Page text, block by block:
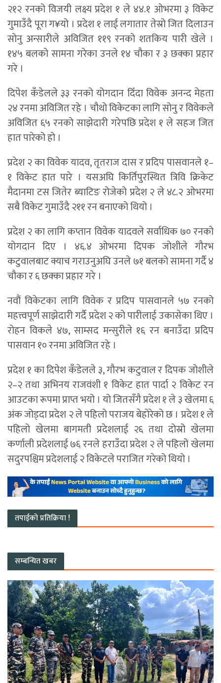
२१२ रनको विजयी लक्ष्य प्रदेश १ ले ४४.१ ओभरमा ३ विकेट
गुमाउँदै पूरा ग¥यो । प्रदेश १ लाई लगातार तेस्रो जित दिलाउन
सोनु अन्सारीले अविजित ११९ रनको शतकिय पारी खेले ।
१४५ बलको सामना गरेका उनले १४ चौका र ३ छक्का प्रहार
गरे ।
दिपेश कँडेलले ३३ रनको योगदान दिँदा विवेक अनन्द मेहता
२४ रनमा अविजित रहे । चौथो विकेटका लागि सोनु र विवेकले
अविजित ६५ रनको साझेदारी गरेपछि प्रदेश १ ले सहज जित
हात पारेको हो ।
प्रदेश २ का विवेक यादव, तृतराज दास र प्रदिप पासवानले १–
१ विकेट हात पारे । यसअघि किर्तिपुरस्थित त्रिवि क्रिकेट
मैदानमा टस जितेर ब्याटिङ रोजेको प्रदेश २ ले ४८.२ ओभरमा
सबै विकेट गुमाउँदै २११ रन बनाएको थियो ।
प्रदेश २ का लागि कप्तान विवेक यादवले सर्वाधिक ७० रनको
योगदान दिए । ४६.४ ओभरमा दिपक जोशीले गौरभ
कटुवालबाट क्याच गराउनुअघि उनले ७१ बलको सामना गर्दै ४
चौका र ६ छक्का प्रहार गरे ।
नवौं विकेटका लागि विवेक र प्रदिप पासवानले ५७ रनको
महत्त्वपूर्ण साझेदारी गर्दै प्रदेश २ को पारीलाई उकासेका थिए ।
रोहन विकले ४७, साम्सद मन्सुरीले १६ रन बनाउँदा प्रदिप
पासवान १० रनमा अविजित रहे ।
प्रदेश १ का दिपेश कँडेलले ३, गौरभ कटुवाल र दिपक जोशीले
२–२ तथा अभिनय राजवंशी १ विकेट हात पार्दा २ विकेट रन
आउटका रूपमा प्राप्त भयो । यो जितसँगै प्रदेश १ ले ३ खेलमा ६
अंक जोड्दा प्रदेश २ ले पहिलो पराजय बेहोरेको छ । प्रदेश १ ले
पहिलो खेलमा बागमती प्रदेशलाई २६ तथा दोस्रो खेलमा
कर्णाली प्रदेशलाई ७६ रनले हराउँदा प्रदेश २ ले पहिलो खेलमा
सदुरपश्चिम प्रदेशलाई २ विकेटले पराजित गरेको थियो ।
तपाईको प्रतिक्रिया !
सम्बन्धित खबर